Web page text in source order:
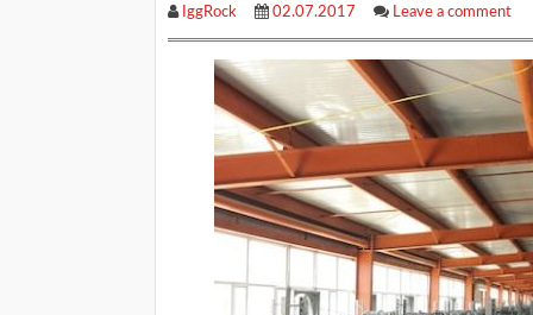
IggRock 02.07.2017 Leave a comment